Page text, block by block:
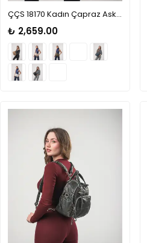
ÇÇS 18170 Kadın Çapraz Askılı Çanta
₺ 2,659.00